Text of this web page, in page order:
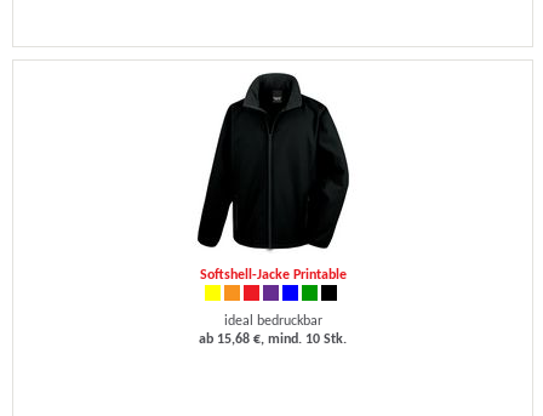
Softshell-Jacke Printable
ideal bedruckbar
ab 15,68 €, mind. 10 Stk.